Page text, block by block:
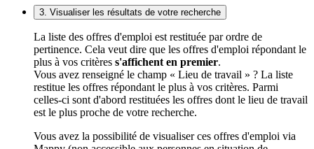
3. Visualiser les résultats de votre recherche
La liste des offres d'emploi est restituée par ordre de
pertinence. Cela veut dire que les offres d'emploi répondant le
plus à vos critères s'affichent en premier.
Vous avez renseigné le champ « Lieu de travail » ? La liste
restitue les offres répondant le plus à vos critères. Parmi
celles-ci sont d'abord restituées les offres dont le lieu de travail
est le plus proche de votre recherche.
Vous avez la possibilité de visualiser ces offres d'emploi via